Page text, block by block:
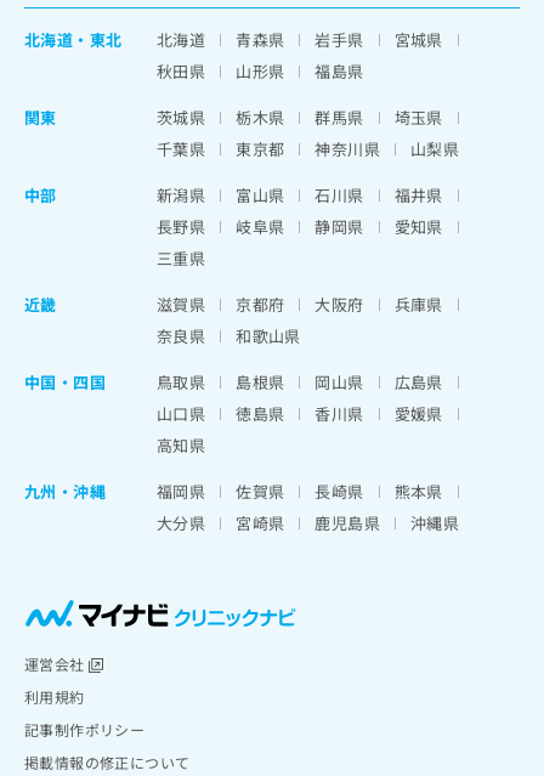
北海道 ・ 東北 北海道 青森県 岩手県
宮城県
秋田県
山形県
福島県
関東
茨城県 栃木県 群馬県
埼玉県
千葉県
東京都 神奈川県
山梨県
中部
新潟県 富山県 石川県
福井県
長野県
岐阜県 静岡県
愛知県
三重県
近畿
滋賀県 京都府 大阪府
兵庫県
奈良県
和歌山県
中国・四国
鳥取県 島根県 岡山県
広島県
山口県
徳島県 香川県
愛媛県
高知県
九州・沖縄
福岡県 佐賀県 長崎県
熊本県
大分県
宮崎県 鹿児島県 沖縄県
運営会社
利用規約
記事制作ポリシー
掲載情報の修正について